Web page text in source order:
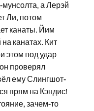
а Лерэй
Ли, потом
канаты. Йим
канатах. Кит
этом под удар
проверял
ему Слингшот-
прям на Кэндис!
зачем-то